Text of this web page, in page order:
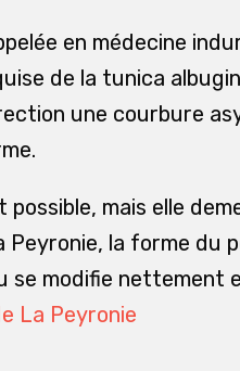
en médecine
de la tunica
une courbure
mais elle
Peyronie, la forme du
se modifie nettement
La Peyronie